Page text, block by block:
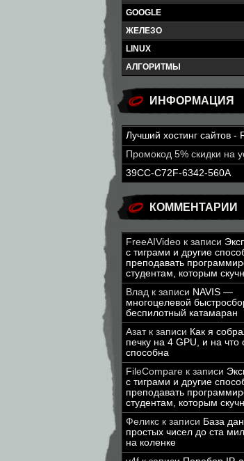
GOOGLE
ЖЕЛЕЗО
LINUX
АЛГОРИТМЫ
ИНФОРМАЦИЯ
Лучший хостинг сайтов -
Промокод 5% скидки на
39CC-C72F-6342-560A
КОММЕНТАРИИ
FreeAIVideo к записи
с тиграми и другие
преподавать
студентам, которым
Влад к записи NAVIS —
многоцелевой
беспилотный катамаран
Азатк записи Как я
печку на 4 GPU, и на что
способна
FileCompare к записи
с тиграми и другие
преподавать
студентам, которым
Феликс к записи База
простых чисел до ста
на коленке